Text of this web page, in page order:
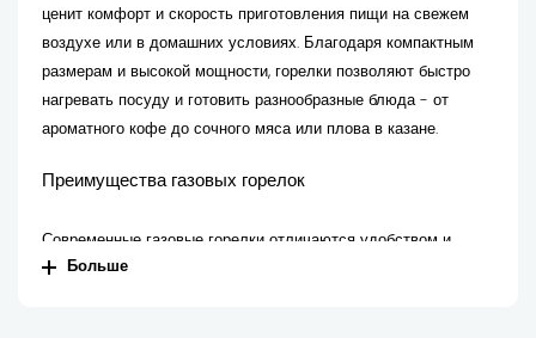
ценит комфорт и скорость приготовления пищи на свежем
воздухе или в домашних условиях. Благодаря компактным
размерам и высокой мощности, горелки позволяют быстро
нагревать посуду и готовить разнообразные блюда - от
ароматного кофе до сочного мяса или плова в казане.
Преимущества газовых горелок
Современные газовые горелки отличаются удобством и
универсальностью:
Больше